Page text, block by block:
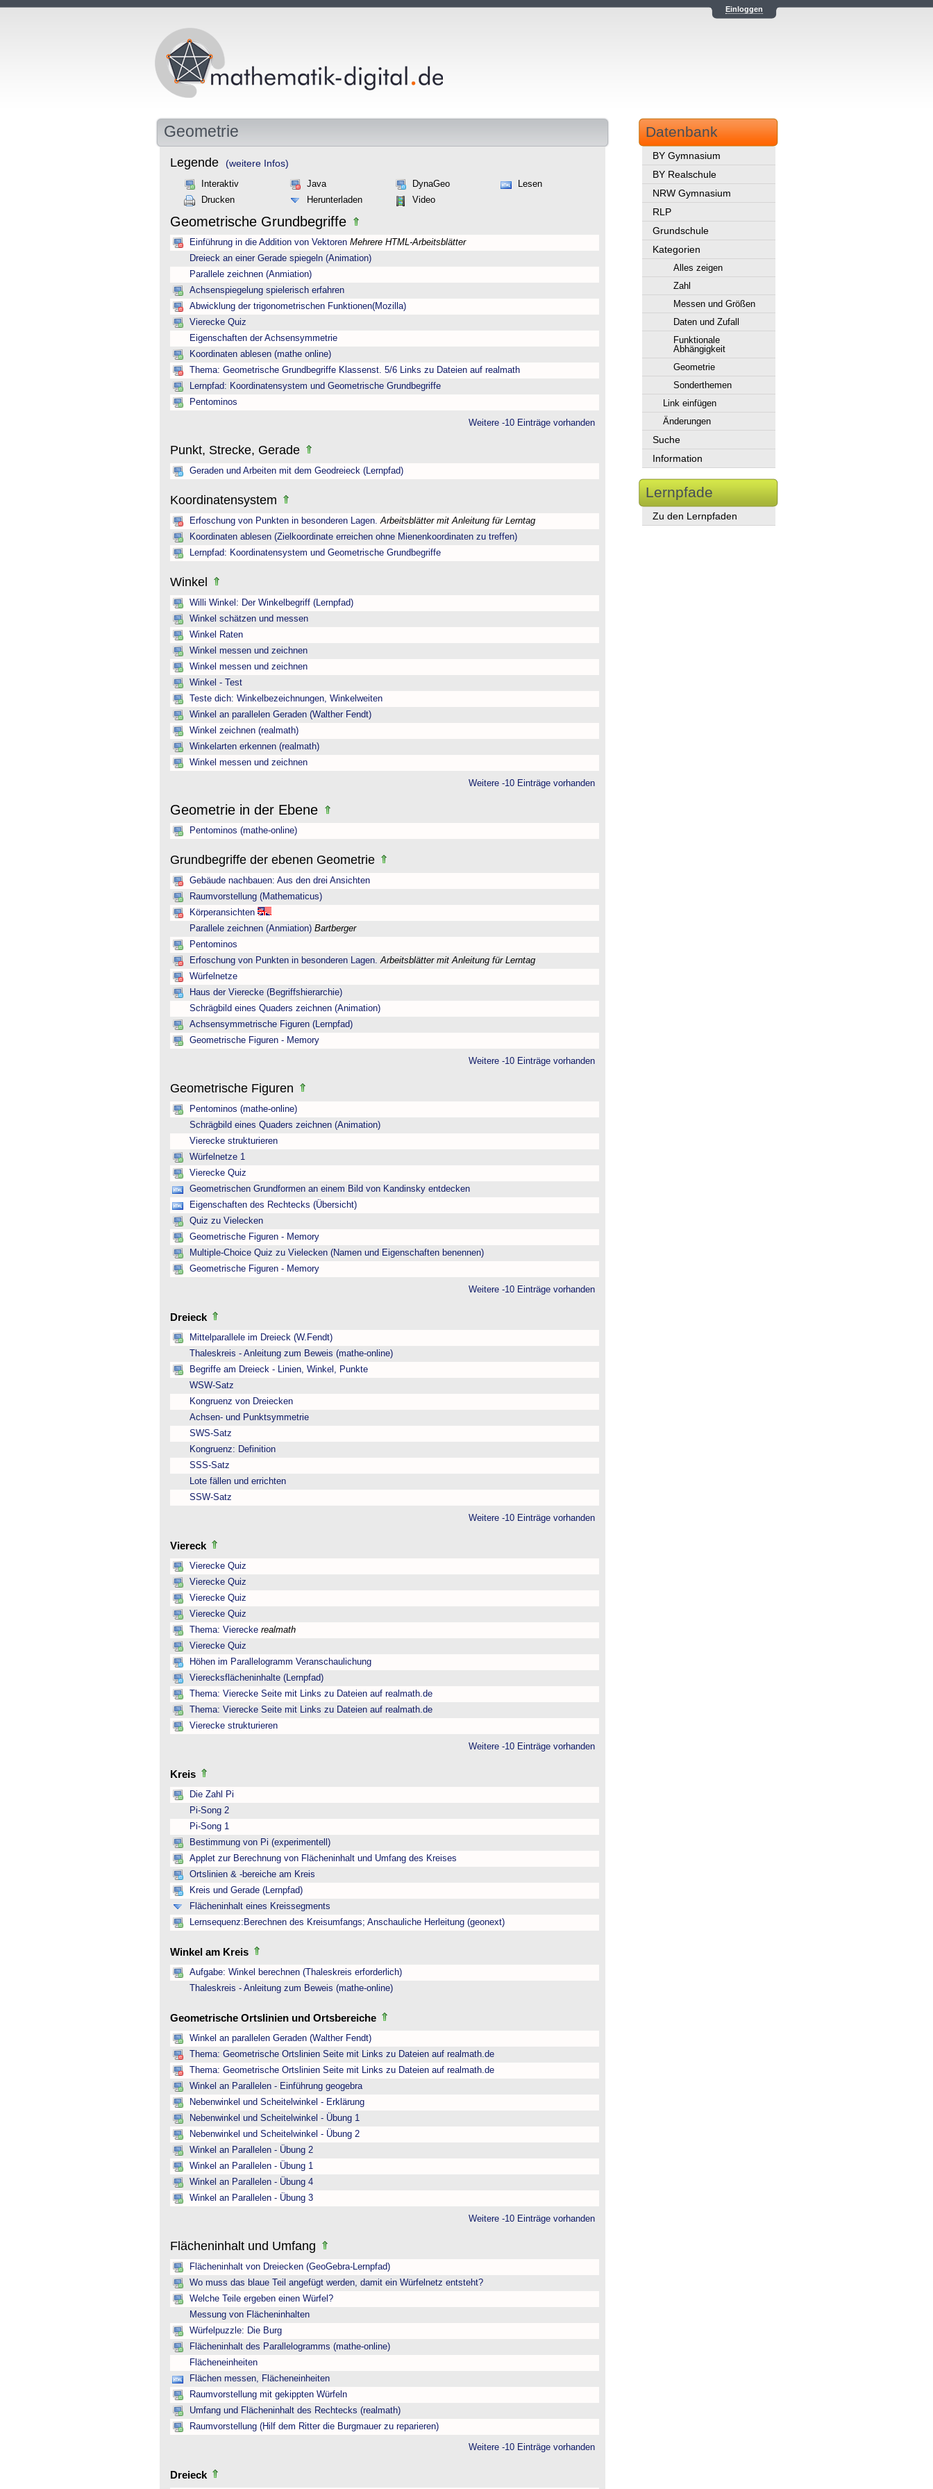
Einloggen
Geometrie
Legende (weitere Infos)
Interaktiv Java DynaGeo
Lesen
Drucken
Herunterladen Video
Geometrische Grundbegriffe
Einführung in die Addition von Vektoren Mehrere HTML-Arbeitsblätter
Dreieck an einer Gerade spiegeln (Animation)
Parallele zeichnen (Anmiation)
Achsenspiegelung spielerisch erfahren
Abwicklung der trigonometrischen Funktionen(Mozilla)
Vierecke Quiz
Eigenschaften der Achsensymmetrie
Koordinaten ablesen (mathe online)
Thema: Geometrische Grundbegriffe Klassenst. 5/6 Links zu Dateien auf realmath
Lernpfad: Koordinatensystem und Geometrische Grundbegriffe
Pentominos
Weitere -10 Einträge vorhanden
Punkt, Strecke, Gerade
Geraden und Arbeiten mit dem Geodreieck (Lernpfad)
Koordinatensystem
Erfoschung von Punkten in besonderen Lagen. Arbeitsblätter mit Anleitung für Lerntag
Koordinaten ablesen (Zielkoordinate erreichen ohne Mienenkoordinaten zu treffen)
Lernpfad: Koordinatensystem und Geometrische Grundbegriffe
Winkel
Willi Winkel: Der Winkelbegriff (Lernpfad)
Winkel schätzen und messen
Winkel Raten
Winkel messen und zeichnen
Winkel messen und zeichnen
Winkel - Test
Teste dich: Winkelbezeichnungen, Winkelweiten
Winkel an parallelen Geraden (Walther Fendt)
Winkel zeichnen (realmath)
Winkelarten erkennen (realmath)
Winkel messen und zeichnen
Weitere -10 Einträge vorhanden
Geometrie in der Ebene
Pentominos (mathe-online)
Grundbegriffe der ebenen Geometrie
Gebäude nachbauen: Aus den drei Ansichten
Raumvorstellung (Mathematicus)
Körperansichten
Parallele zeichnen (Anmiation) Bartberger
Pentominos
Erfoschung von Punkten in besonderen Lagen. Arbeitsblätter mit Anleitung für Lerntag
Würfelnetze
Haus der Vierecke (Begriffshierarchie)
Schrägbild eines Quaders zeichnen (Animation)
Achsensymmetrische Figuren (Lernpfad)
Geometrische Figuren - Memory
Weitere -10 Einträge vorhanden
Geometrische Figuren
Pentominos (mathe-online)
Schrägbild eines Quaders zeichnen (Animation)
Vierecke strukturieren
Würfelnetze 1
Vierecke Quiz
Geometrischen Grundformen an einem Bild von Kandinsky entdecken
Eigenschaften des Rechtecks (Übersicht)
Quiz zu Vielecken
Geometrische Figuren - Memory
Multiple-Choice Quiz zu Vielecken (Namen und Eigenschaften benennen)
Geometrische Figuren - Memory
Weitere -10 Einträge vorhanden
Dreieck
Mittelparallele im Dreieck (W.Fendt)
Thaleskreis - Anleitung zum Beweis (mathe-online)
Begriffe am Dreieck - Linien, Winkel, Punkte
WSW-Satz
Kongruenz von Dreiecken
Achsen- und Punktsymmetrie
SWS-Satz
Kongruenz: Definition
SSS-Satz
Lote fällen und errichten
SSW-Satz
Weitere -10 Einträge vorhanden
Viereck
Vierecke Quiz
Vierecke Quiz
Vierecke Quiz
Vierecke Quiz
Thema: Vierecke realmath
Vierecke Quiz
Höhen im Parallelogramm Veranschaulichung
Vierecksflächeninhalte (Lernpfad)
Thema: Vierecke Seite mit Links zu Dateien auf realmath.de
Thema: Vierecke Seite mit Links zu Dateien auf realmath.de
Vierecke strukturieren
Weitere -10 Einträge vorhanden
Kreis
Die Zahl Pi
Pi-Song 2
Pi-Song 1
Bestimmung von Pi (experimentell)
Applet zur Berechnung von Flächeninhalt und Umfang des Kreises
Ortslinien & -bereiche am Kreis
Kreis und Gerade (Lernpfad)
Flächeninhalt eines Kreissegments
Lernsequenz:Berechnen des Kreisumfangs; Anschauliche Herleitung (geonext)
Winkel am Kreis
Aufgabe: Winkel berechnen (Thaleskreis erforderlich)
Thaleskreis - Anleitung zum Beweis (mathe-online)
Geometrische Ortslinien und Ortsbereiche
Winkel an parallelen Geraden (Walther Fendt)
Thema: Geometrische Ortslinien Seite mit Links zu Dateien auf realmath.de
Thema: Geometrische Ortslinien Seite mit Links zu Dateien auf realmath.de
Winkel an Parallelen - Einführung geogebra
Nebenwinkel und Scheitelwinkel - Erklärung
Nebenwinkel und Scheitelwinkel - Übung 1
Nebenwinkel und Scheitelwinkel - Übung 2
Winkel an Parallelen - Übung 2
Winkel an Parallelen - Übung 1
Winkel an Parallelen - Übung 4
Winkel an Parallelen - Übung 3
Weitere -10 Einträge vorhanden
Flächeninhalt und Umfang
Flächeninhalt von Dreiecken (GeoGebra-Lernpfad)
Wo muss das blaue Teil angefügt werden, damit ein Würfelnetz entsteht?
Welche Teile ergeben einen Würfel?
Messung von Flächeninhalten
Würfelpuzzle: Die Burg
Flächeninhalt des Parallelogramms (mathe-online)
Flächeneinheiten
Flächen messen, Flächeneinheiten
Raumvorstellung mit gekippten Würfeln
Umfang und Flächeninhalt des Rechtecks (realmath)
Raumvorstellung (Hilf dem Ritter die Burgmauer zu reparieren)
Weitere -10 Einträge vorhanden
Dreieck
Datenbank
BY Gymnasium
BY Realschule
NRW Gymnasium
RLP
Grundschule
Kategorien
Alles zeigen
Zahl
Messen und Größen
Daten und Zufall
Funktionale
Abhängigkeit
Geometrie
Sonderthemen
Link einfügen
Änderungen
Suche
Information
Lernpfade
Zu den Lernpfaden